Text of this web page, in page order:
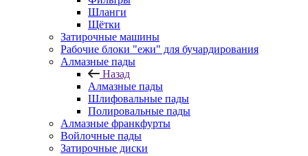
Шланги
Щётки
Затирочные машины
Рабочие блоки "ежи" для бучардирования
Алмазные пады
Назад
Алмазные пады
Шлифовальные пады
Полировальные пады
Алмазные франкфурты
Войлочные пады
Затирочные диски